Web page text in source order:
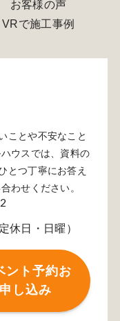
お客様の声
VRで施工事例
ことや不安なこと
ウスでは、資料の
とつ丁寧にお答え
わせください。
休日・日曜）
ント予約お
申し込み